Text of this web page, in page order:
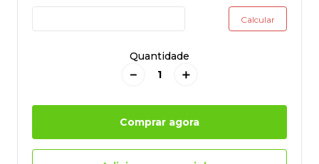
Quantidade
＋
－
Comprar agora